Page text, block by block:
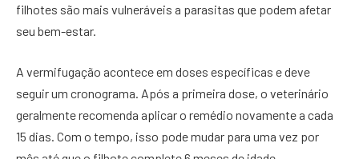
filhotes são mais vulneráveis a parasitas que podem afetar
seu bem-estar.
A vermifugação acontece em doses específicas e deve
seguir um cronograma. Após a primeira dose, o veterinário
geralmente recomenda aplicar o remédio novamente a cada
15 dias. Com o tempo, isso pode mudar para uma vez por